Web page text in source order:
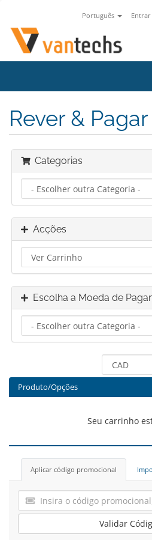
Português Entrar
Rever & Pagar
Categorias
Acções
Escolha a Moeda de
Produto/Opções
Seu carrinho
Aplicar código promocional
Validar